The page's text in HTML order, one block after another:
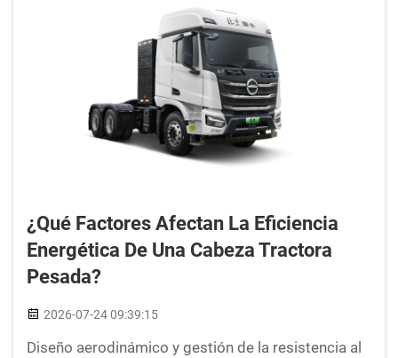
¿Qué Factores Afectan La Eficiencia
Energética De Una Cabeza Tractora
Pesada?
2026-07-24 09:39:15
Diseño aerodinámico y gestión de la resistencia al